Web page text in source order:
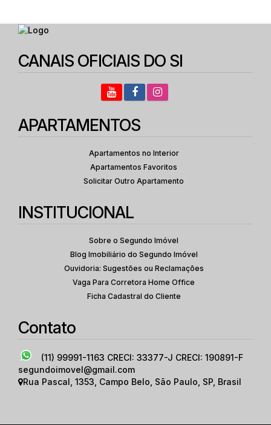
CANAIS OFICIAIS DO SI
APARTAMENTOS
Apartamentos no Interior
Apartamentos Favoritos
Solicitar Outro Apartamento
INSTITUCIONAL
Sobre o Segundo Imóvel
Blog Imobiliário do Segundo Imóvel
Ouvidoria: Sugestões ou Reclamações
Vaga Para Corretora Home Office
Ficha Cadastral do Cliente
Contato
(11) 99991-1163 CRECI: 33377-J CRECI: 190891-F
segundoimovel@gmail.com
Rua Pascal , 1353, Campo Belo, São Paulo, SP, Brasil